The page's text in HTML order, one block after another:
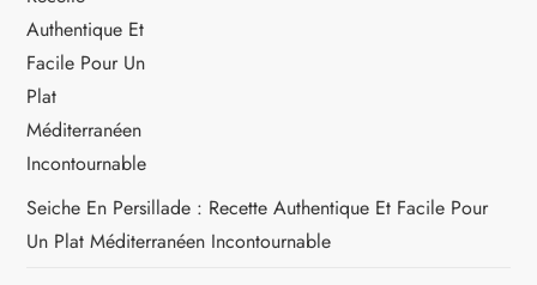
Seiche En Persillade : Recette Authentique Et Facile Pour
Un Plat Méditerranéen Incontournable